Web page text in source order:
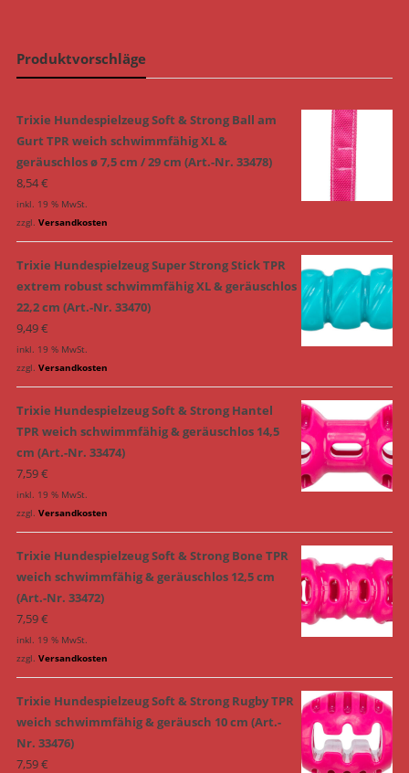
Produktvorschläge
Trixie Hundespielzeug Soft & Strong Ball am
Gurt TPR weich schwimmfähig XL &
geräuschlos ø 7,5 cm / 29 cm (Art.-Nr. 33478)
8,54€
inkl. 19 % MwSt.
zzgl. Versandkosten
Trixie Hundespielzeug Super Strong Stick TPR
extrem robust schwimmfähig XL & geräuschlos
22,2 cm (Art.-Nr. 33470)
9,49€
inkl. 19 % MwSt.
zzgl. Versandkosten
Trixie Hundespielzeug Soft & Strong Hantel
TPR weich schwimmfähig & geräuschlos 14,5
cm (Art.-Nr. 33474)
7,59€
inkl. 19 % MwSt.
zzgl. Versandkosten
Trixie Hundespielzeug Soft & Strong Bone TPR
weich schwimmfähig & geräuschlos 12,5 cm
(Art.-Nr. 33472)
7,59€
inkl. 19 % MwSt.
zzgl. Versandkosten
Trixie Hundespielzeug Soft & Strong Rugby TPR
weich schwimmfähig & geräusch 10 cm (Art.-
Nr. 33476)
7,59€